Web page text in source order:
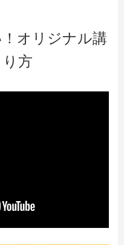
オリジナル講
方